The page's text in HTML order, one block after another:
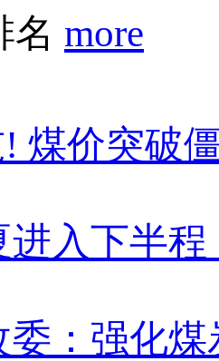
名 more
煤价突破
进入下半
委：强化